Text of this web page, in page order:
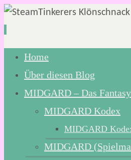
Zum
Inhalt
springen
Home
Über diesen Blog
MIDGARD – Das
MIDGARD Kodex
MIDGARD
MIDGARD